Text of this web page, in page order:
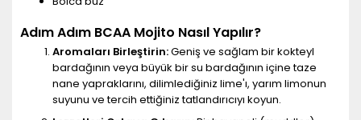
Adım Adım BCAA Mojito Nasıl Yapılır?
Aromaları Birleştirin:Geniş ve sağlam bir kokteyl
bardağının veya büyük bir su bardağının içine taze
nane yapraklarını, dilimlediğiniz lime'ı, yarım limonun
suyunu ve tercih ettiğiniz tatlandırıcıyı koyun.